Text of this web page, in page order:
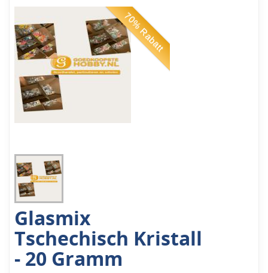
70% Rabatt
Glasmix
Tschechisch Kristall
- 20 Gramm